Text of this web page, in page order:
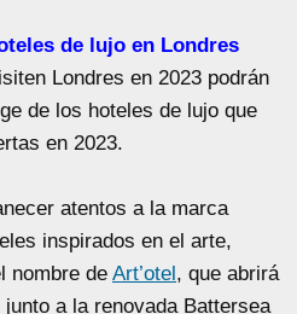
de lujo en Londres
Londres en 2023 podrán
de los hoteles de lujo que
en 2023.
atentos a la marca
inspirados en el arte,
nombre de Art’otel, que abrirá
a la renovada Battersea